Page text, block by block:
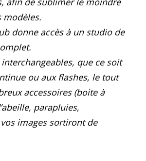
modèles.
donne accès à un studio de
que ce soit
ou aux flashes, le tout
accessoires (boite à
parapluies,
images sortiront de